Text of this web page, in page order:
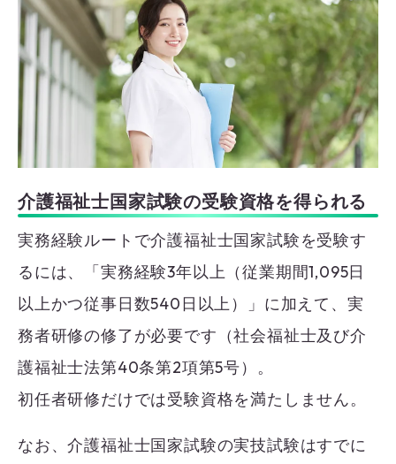
介護福祉士国家試験の受験資格を得られる
実務経験ルートで介護福祉士国家試験を受験す
るには、「実務経験3年以上（従業期間1,095日
以上かつ従事日数540日以上）」に加えて、実
務者研修の修了が必要です（社会福祉士及び介
護福祉士法第40条第2項第5号）。
初任者研修だけでは受験資格を満たしません。
なお、介護福祉士国家試験の実技試験はすでに